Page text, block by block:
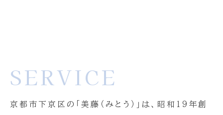
SERVICE
京都市下京区の「美藤（みとう）」は、昭和１９年創